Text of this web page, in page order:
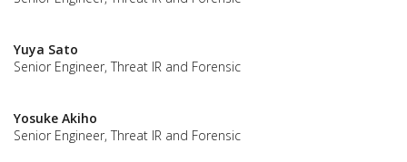
Yuya Sato
Senior Engineer, Threat IR and Forensic
Yosuke Akiho
Senior Engineer, Threat IR and Forensic